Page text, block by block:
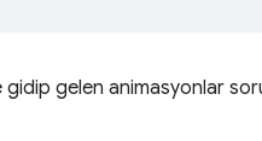
gidip gelen animasyonlar